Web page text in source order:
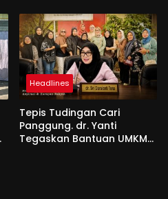
Headlines
Tepis Tudingan Cari
Panggung. dr. Yanti
Tegaskan Bantuan UMKM